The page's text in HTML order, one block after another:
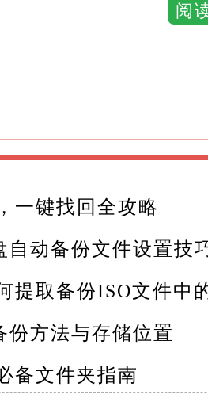
品牌，如金士顿、闪迪
件 虽然Windows系统自
版本）”功能可以实现基本
Acronis True Image、
U盘插入电脑，打开“此电
阅
一键找回全攻略
自动备份文件设置技
提取备份ISO文件中
份方法与存储位置
备文件夹指南